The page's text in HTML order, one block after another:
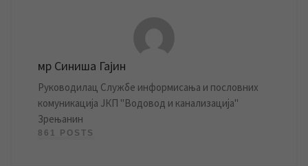
мр Синиша Гајин
Руководилац Службе информисања и пословних
комуникација ЈКП "Водовод и канализација"
Зрењанин
861 POSTS